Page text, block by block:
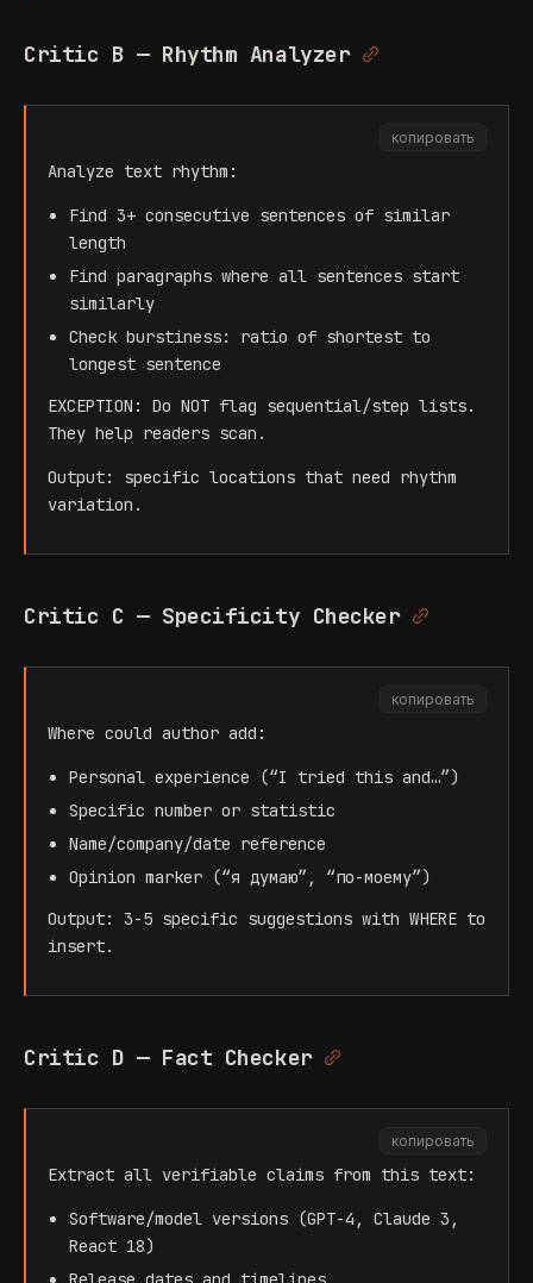
Critic B — Rhythm Analyzer
копировать
Analyze text rhythm:
Find 3+ consecutive sentences of similar
length
Find paragraphs where all sentences start
similarly
Check burstiness: ratio of shortest to
longest sentence
EXCEPTION: Do NOT flag sequential/step lists.
They help readers scan.
Output: specific locations that need rhythm
variation.
Critic C — Specificity Checker
копировать
Where could author add:
Personal experience (“I tried this and…”)
Specific number or statistic
Name/company/date reference
Opinion marker (“я думаю”, “по-моему”)
Output: 3-5 specific suggestions with WHERE to
insert.
Critic D — Fact Checker
копировать
Extract all verifiable claims from this text:
Software/model versions (GPT-4, Claude 3,
React 18)